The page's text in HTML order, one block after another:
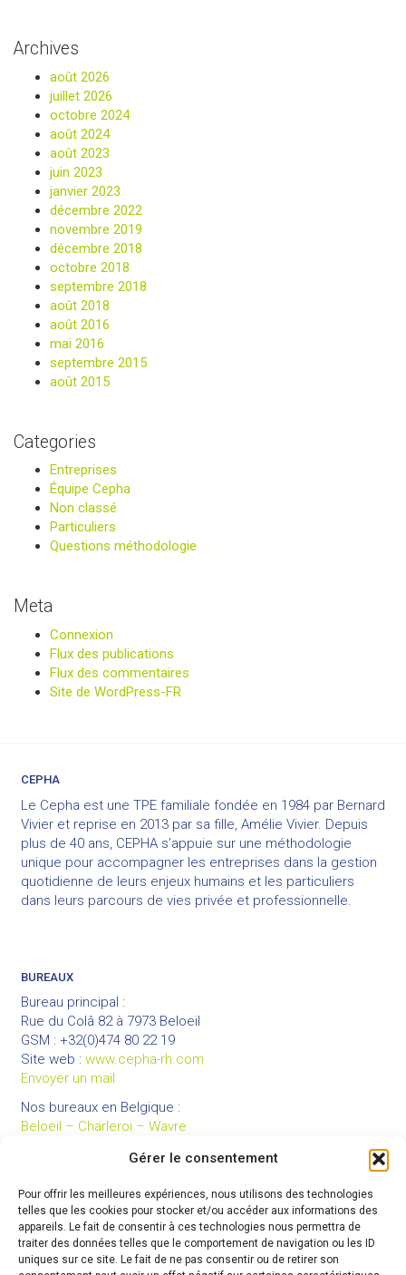
Gérer le consentement
Pour offrir les meilleures expériences, nous utilisons des technologies
telles que les cookies pour stocker et/ou accéder aux informations des
appareils. Le fait de consentir à ces technologies nous permettra de
traiter des données telles que le comportement de navigation ou les ID
uniques sur ce site. Le fait de ne pas consentir ou de retirer son
Archives
août 2026
juillet 2026
octobre 2024
août 2024
août 2023
juin 2023
janvier 2023
décembre 2022
novembre 2019
décembre 2018
octobre 2018
septembre 2018
août 2018
août 2016
mai 2016
septembre 2015
août 2015
Categories
Entreprises
Équipe Cepha
Non classé
Particuliers
Questions méthodologie
Meta
Connexion
Flux des publications
Flux des commentaires
Site de WordPress-FR
CEPHA
Le Cepha est une TPE familiale fondée en 1984 par Bernard
Vivier et reprise en 2013 par sa fille, Amélie Vivier. Depuis
plus de 40 ans, CEPHA s’appuie sur une méthodologie
unique pour accompagner les entreprises dans la gestion
quotidienne de leurs enjeux humains et les particuliers
dans leurs parcours de vies privée et professionnelle.
BUREAUX
Bureau principal :
Rue du Colâ 82 à 7973 Beloeil
GSM : +32(0)474 80 22 19
Site web : www.cepha-rh.com
Envoyer un mail
Nos bureaux en Belgique :
Beloeil – Charleroi – Wavre
LIENS UTILES
Mentions légales
Conditions générales de vente